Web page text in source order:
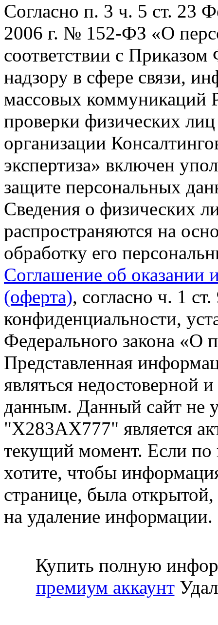
Согласно п. 3 ч. 5 ст. 23
2006 г. № 152-ФЗ «О
соответствии с
надзору в сфере связи,
массовых коммуникаций
проверки физических
организации
экспертиза» включен
защите персональных
Сведения о физических
распространяются на
обработку его
Соглашение об оказании
(оферта), согласно ч. 1
конфиденциальности,
Федерального закона «О
Представленная
являться недостоверной
данным. Данный сайт не
"Х283АХ777" является
текущий момент. Если
хотите, чтобы
странице, была открытой,
на удаление информации.
Купить полную
премиум аккаунт